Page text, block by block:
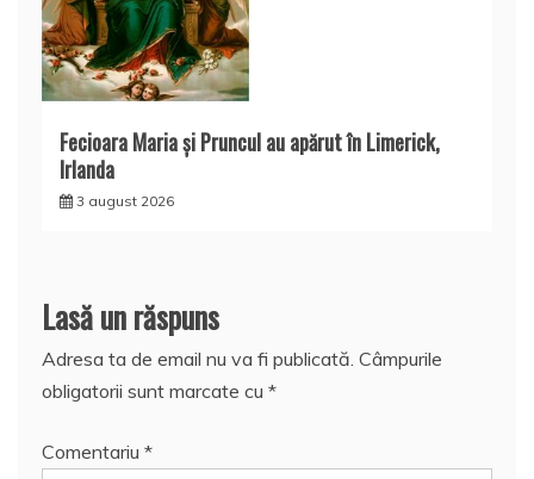
Fecioara Maria şi Pruncul au apărut în Limerick,
Irlanda
3 august 2026
Lasă un răspuns
Adresa ta de email nu va fi publicată. Câmpurile
obligatorii sunt marcate cu *
Comentariu *